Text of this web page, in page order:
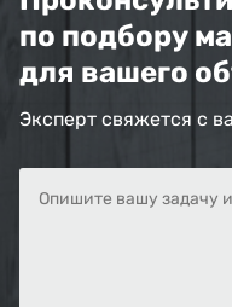
по подбору
для вашего
Эксперт свяжется с